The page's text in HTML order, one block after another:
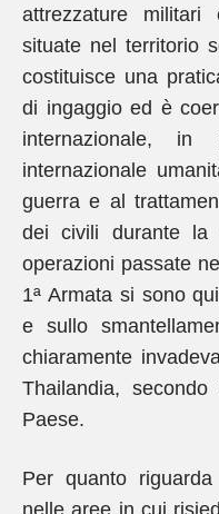
attrezzature
situate nel territorio
costituisce una
di ingaggio ed è
internazionale,
internazionale
guerra e al
dei civili durante
operazioni passate
1ª Armata si sono
e sullo
chiaramente
Thailandia,
Paese.
Per quanto
nelle aree in cui